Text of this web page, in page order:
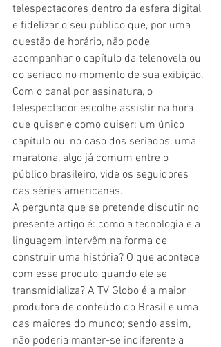
telespectadores dentro da esfera digital
e fidelizar o seu público que, por uma
questão de horário, não pode
acompanhar o capítulo da telenovela ou
do seriado no momento de sua exibição.
Com o canal por assinatura, o
telespectador escolhe assistir na hora
que quiser e como quiser: um único
capítulo ou, no caso dos seriados, uma
maratona, algo já comum entre o
público brasileiro, vide os seguidores
das séries americanas.
A pergunta que se pretende discutir no
presente artigo é: como a tecnologia e a
linguagem intervêm na forma de
construir uma história? O que acontece
com esse produto quando ele se
transmidializa? A TV Globo é a maior
produtora de conteúdo do Brasil e uma
das maiores do mundo; sendo assim,
não poderia manter-se indiferente a